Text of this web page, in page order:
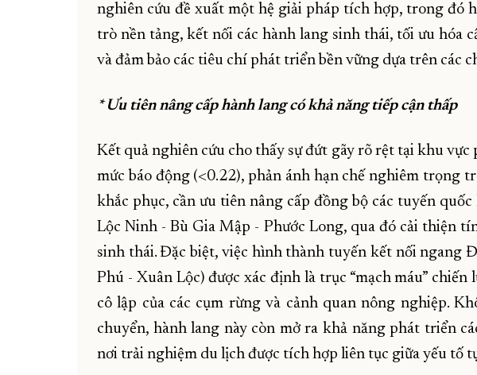
nghiên cứu đề xuất một hệ giải pháp tích hợp, trong đó
trò nền tảng, kết nối các hành lang sinh thái, tối ưu hóa
và đảm bảo các tiêu chí phát triển bền vững dựa trên các
* Ưu tiên nâng cấp hành lang có khả năng tiếp cận thấp
Kết quả nghiên cứu cho thấy sự đứt gãy rõ rệt tại khu vực
mức báo động (<0.22), phản ánh hạn chế nghiêm trọng
khắc phục, cần ưu tiên nâng cấp đồng bộ các tuyến
Lộc Ninh - Bù Gia Mập - Phước Long, qua đó cải thiện
sinh thái. Đặc biệt, việc hình thành tuyến kết nối ngang
Phú - Xuân Lộc) được xác định là trục “mạch máu”
cô lập của các cụm rừng và cảnh quan nông nghiệp.
chuyển, hành lang này còn mở ra khả năng phát triển
nơi trải nghiệm du lịch được tích hợp liên tục giữa yếu tố